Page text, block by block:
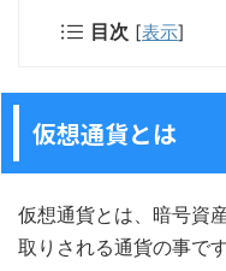
目次 [表示]
仮想通貨とは
仮想通貨とは、暗号資
取りされる通貨の事です